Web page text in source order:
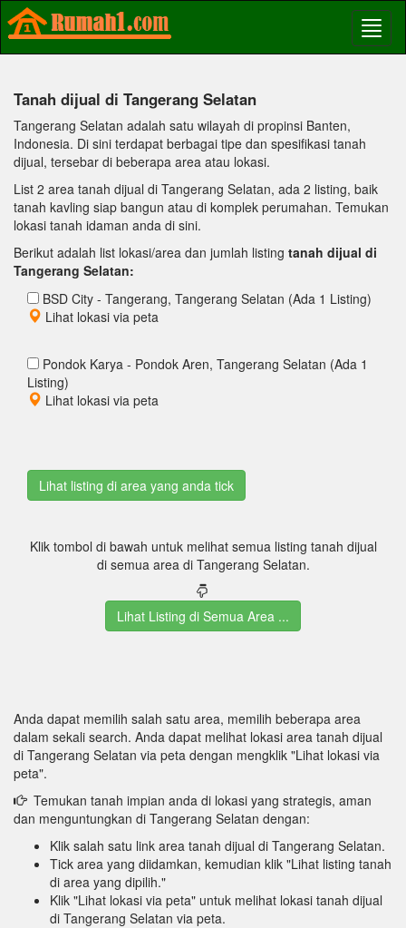
Tanah dijual di Tangerang Selatan
Tangerang Selatan adalah satu wilayah di propinsi Banten,
Indonesia. Di sini terdapat berbagai tipe dan spesifikasi tanah
dijual, tersebar di beberapa area atau lokasi.
List 2 area tanah dijual di Tangerang Selatan, ada 2 listing, baik
tanah kavling siap bangun atau di komplek perumahan. Temukan
lokasi tanah idaman anda di sini.
Berikut adalah list lokasi/area dan jumlah listing tanah dijual di
Tangerang Selatan:
BSD City - Tangerang, Tangerang Selatan (Ada 1 Listing)
Lihat lokasi via peta
Pondok Karya - Pondok Aren, Tangerang Selatan (Ada 1
Listing)
Lihat lokasi via peta
Klik tombol di bawah untuk melihat semua listing tanah dijual
di semua area di Tangerang Selatan.
Lihat Listing di Semua Area ...
Anda dapat memilih salah satu area, memilih beberapa area
dalam sekali search. Anda dapat melihat lokasi area tanah dijual
di Tangerang Selatan via peta dengan mengklik "Lihat lokasi via
peta".
Temukan tanah impian anda di lokasi yang strategis, aman
dan menguntungkan di Tangerang Selatan dengan:
Klik salah satu link area tanah dijual di Tangerang Selatan.
Tick area yang diidamkan, kemudian klik "Lihat listing tanah
di area yang dipilih."
Klik "Lihat lokasi via peta" untuk melihat lokasi tanah dijual
di Tangerang Selatan via peta.